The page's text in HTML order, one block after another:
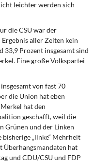
leichter werden sich
die CSU war der
aller Zeiten kein
33,9 Prozent insgesamt sind
Eine große Volkspartei
von fast 70
die Union hat eben
hat den
geschafft, weil die
Grünen und der Linken
„linke“ Mehrheit
Überhangsmandaten hat
und CDU/CSU und FDP